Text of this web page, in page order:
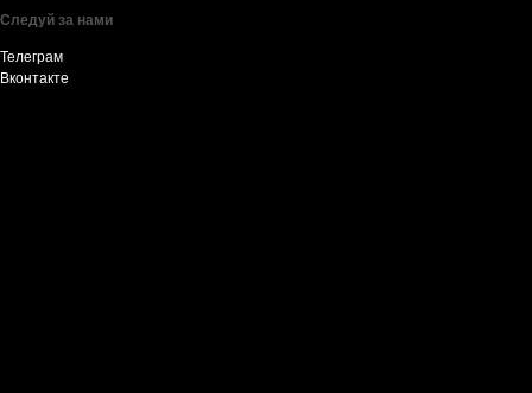
Следуй за нами
Телеграм
Вконтакте